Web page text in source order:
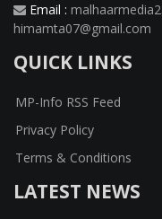
Email :
himamta07@gmail.com
QUICK LINKS
MP-Info RSS Feed
Privacy Policy
Terms & Conditions
LATEST NEWS